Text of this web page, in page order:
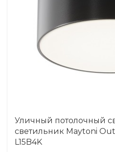
Уличный потолочный
светильник Maytoni
L15B4K